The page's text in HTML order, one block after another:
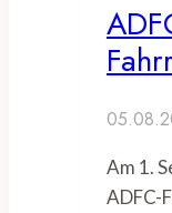
Am 1.
ADFC-